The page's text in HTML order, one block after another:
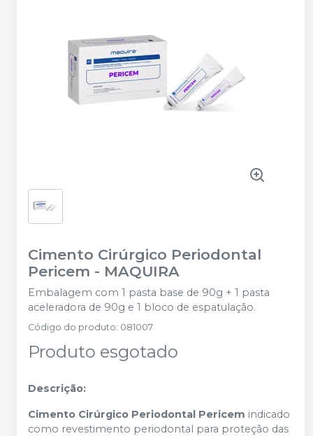
Cimento Cirúrgico Periodontal
Pericem - MAQUIRA
Embalagem com 1 pasta base de 90g + 1 pasta
aceleradora de 90g e 1 bloco de espatulação.
Código do produto: 081007
Produto esgotado
Descrição:
Cimento Cirúrgico Periodontal Pericem indicado
como revestimento periodontal para proteção das